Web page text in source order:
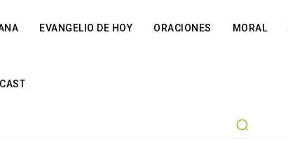
EVANGELIO DE HOY ORACIONES MORAL